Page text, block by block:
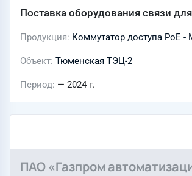
Поставка оборудования связи
Продукция Коммутатор доступа PoE -
Объект Тюменская ТЭЦ-2
Период — 2024 г.
ПАО «Газпром